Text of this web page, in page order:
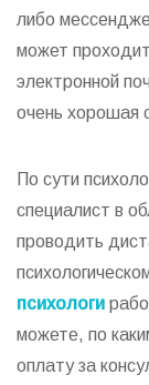
либо
может
электронной
очень хорошая
По сути
специалист в
проводить
психологи
можете, по
оплату за